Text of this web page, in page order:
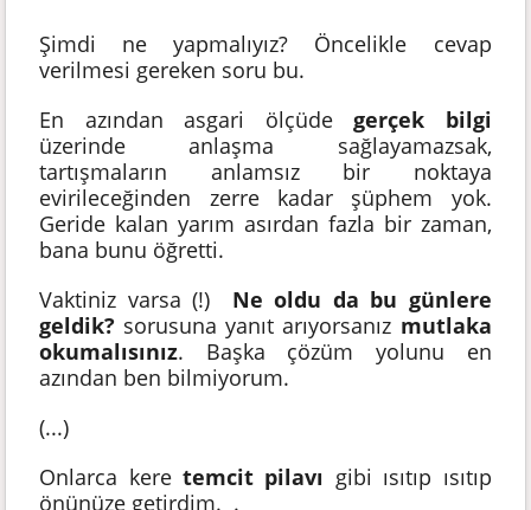
Şimdi ne yapmalıyız? Öncelikle cevap
verilmesi gereken soru bu.
En azından asgari ölçüdegerçek bilgi
üzerinde anlaşma sağlayamazsak,
tartışmaların anlamsız bir noktaya
evirileceğinden zerre kadar şüphem yok.
Geride kalan yarım asırdan fazla bir zaman,
bana bunu öğretti.
Vaktiniz varsa (!)
Ne oldu da bu günlere
geldik? sorusuna yanıt arıyorsanız mutlaka
okumalısınız. Başka çözüm yolunu en
azından ben bilmiyorum.
(...)
Onlarca keretemcit pilavı gibi ısıtıp ısıtıp
önünüze getirdim. .